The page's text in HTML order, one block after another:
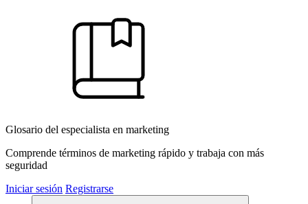
Glosario del especialista en marketing
Comprende términos de marketing rápido y trabaja con más
seguridad
Iniciar sesión Registrarse